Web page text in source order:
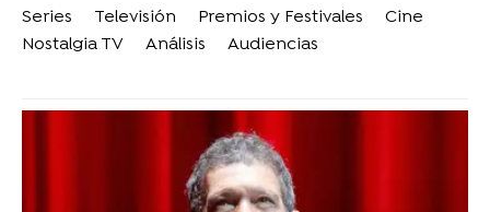
Series Televisión Premios y Festivales
Cine
Nostalgia TV
Análisis Audiencias